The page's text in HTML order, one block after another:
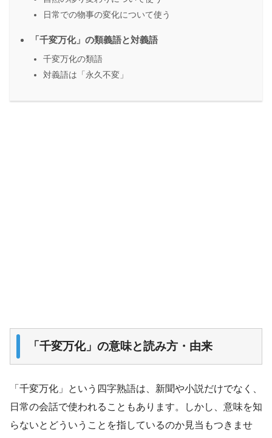
日常での物事の変化について使う
「千変万化」の類義語と対義語
千変万化の類語
対義語は「永久不変」
「千変万化」の意味と読み方・由来
「千変万化」という四字熟語は、新聞や小説だけでなく、
日常の会話で使われることもあります。しかし、意味を知
らないとどういうことを指しているのか見当もつきませ